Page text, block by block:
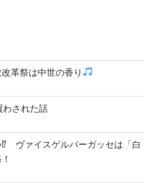
革祭は中世の香り
わされた話
⁉ ヴァイスゲルバーガッセは「白